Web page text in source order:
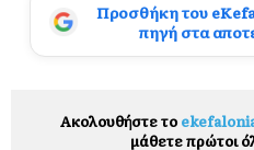
Προσθήκη του
πηγή στα
Ακολουθήστε το
μάθετε πρώτοι